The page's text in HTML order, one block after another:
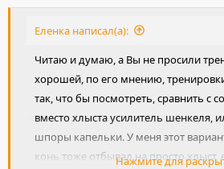
Еленка написал(а):
Читаю и думаю, а Вы не просили
хорошей, по его мнению,
так, что бы посмотреть, сравнить с
вместо хлыста усилитель шенкеля,
шпоры капельки. У меня этот
конь тоже отбывал на просто хлыст,
Нажмите для